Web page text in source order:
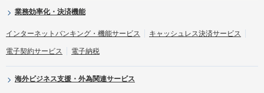
業務効率化・決済機能
インターネットバンキング・機能サービス キャッシュレス決済サービス
電子契約サービス 電子納税
海外ビジネス支援・外為関連サービス